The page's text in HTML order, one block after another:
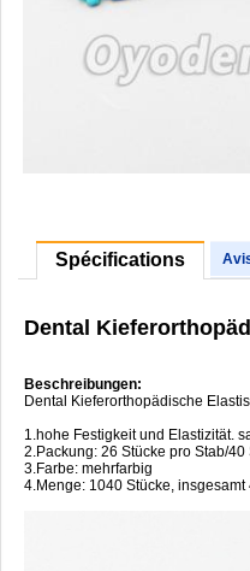
Spécifications
Dental
Beschreibungen:
Dental Kieferorthopädische
1.hohe Festigkeit und Elastizität.
2.Packung: 26 Stücke pro Stab/
3.Farbe: mehrfarbig
4.Menge: 1040 Stücke,